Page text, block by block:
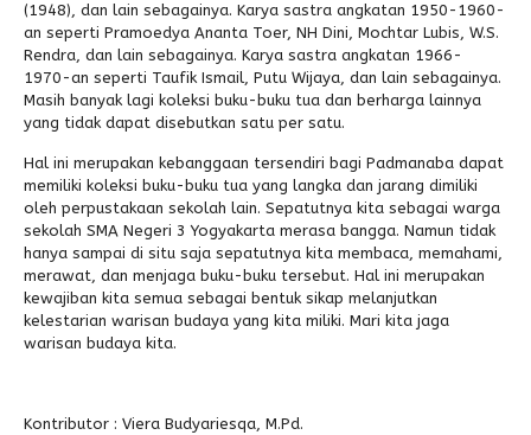
(1948), dan lain sebagainya. Karya sastra angkatan 1950-1960-
an seperti Pramoedya Ananta Toer, NH Dini, Mochtar Lubis, W.S.
Rendra, dan lain sebagainya. Karya sastra angkatan 1966-
1970-an seperti Taufik Ismail, Putu Wijaya, dan lain sebagainya.
Masih banyak lagi koleksi buku-buku tua dan berharga lainnya
yang tidak dapat disebutkan satu per satu.
Hal ini merupakan kebanggaan tersendiri bagi Padmanaba dapat
memiliki koleksi buku-buku tua yang langka dan jarang dimiliki
oleh perpustakaan sekolah lain. Sepatutnya kita sebagai warga
sekolah SMA Negeri 3 Yogyakarta merasa bangga. Namun tidak
hanya sampai di situ saja sepatutnya kita membaca, memahami,
merawat, dan menjaga buku-buku tersebut. Hal ini merupakan
kewajiban kita semua sebagai bentuk sikap melanjutkan
kelestarian warisan budaya yang kita miliki. Mari kita jaga
warisan budaya kita.
Kontributor : Viera Budyariesqa, M.Pd.